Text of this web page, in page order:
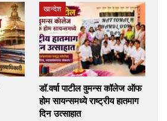
खान्देश
डॉ.वर्षा पाटील वुमन्स कॉलेज ऑफ
होम सायन्समध्ये राष्ट्रीय हातमाग
दिन उत्साहात